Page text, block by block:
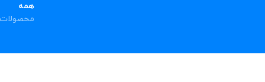
همه
محصولات